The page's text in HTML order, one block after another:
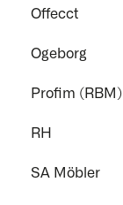
Offecct
Ogeborg
Profim (RBM)
RH
SA Möbler